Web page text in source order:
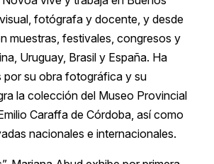
fotógrafa y docente, y desde
muestras, festivales, congresos y
Uruguay, Brasil y España. Ha
por su obra fotográfica y su
la colección del Museo Provincial
Caraffa de Córdoba, así como
nacionales e internacionales.